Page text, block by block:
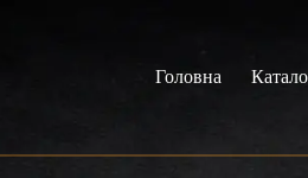
Головна